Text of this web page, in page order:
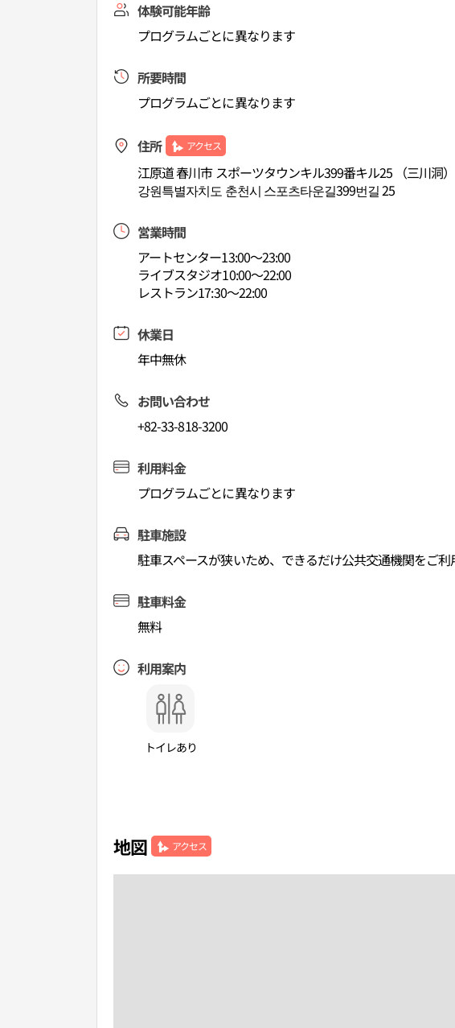
体験可能年齢
プログラムごとに異なります
所要時間
プログラムごとに異なります
住所 アクセス
江原道 春川市 スポーツタウンキル399番キル25 （三川洞）
강원특별자치도 춘천시 스포츠타운길399번길 25
営業時間
アートセンター13:00～23:00
ライブスタジオ10:00～22:00
レストラン17:30～22:00
休業日
年中無休
お問い合わせ
+82-33-818-3200
利用料金
プログラムごとに異なります
駐車施設
駐車スペースが狭いため、できるだけ公共交通機関をご利
駐車料金
無料
利用案内
トイレあり
地図 アクセス